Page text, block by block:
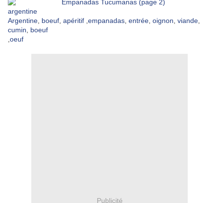
argentine
Argentine boeuf apéritif empanadas entrée oignon viande
cumin
boeuf
oeuf
Publicité